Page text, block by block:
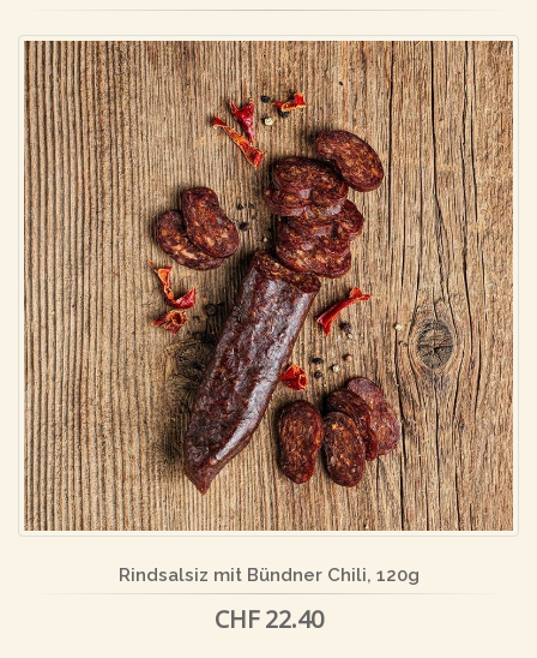
Rindsalsiz mit Bündner Chili, 120g
CHF 22.40